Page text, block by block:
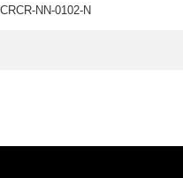
NN-0102-N